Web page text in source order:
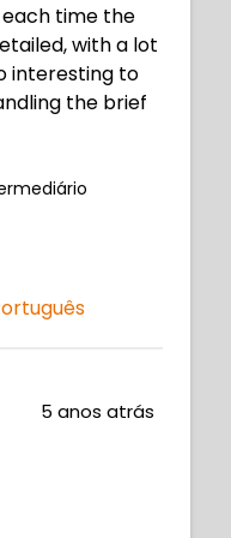
time the
with a lot
interesting to
the brief
5 anos atrás